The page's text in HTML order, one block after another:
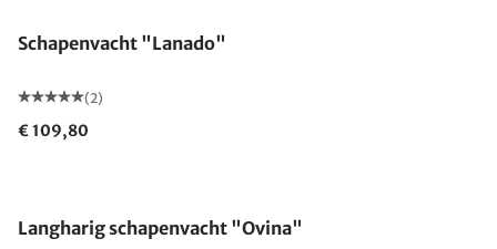
Schapenvacht "Lanado"
(2)
€ 109,80
Langharig schapenvacht "Ovina"